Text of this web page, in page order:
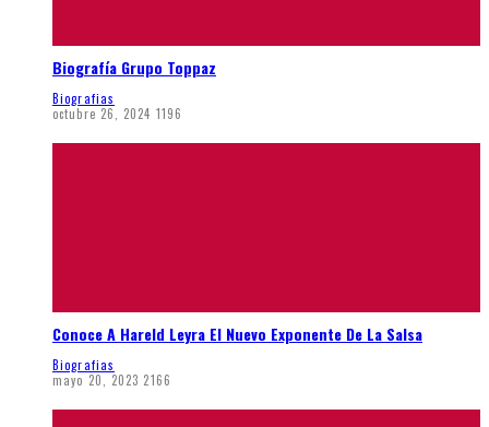
Biografía Grupo Toppaz
Biografias
octubre 26, 2024 1196
Conoce A Hareld Leyra El Nuevo Exponente De La Salsa
Biografias
mayo 20, 2023 2166